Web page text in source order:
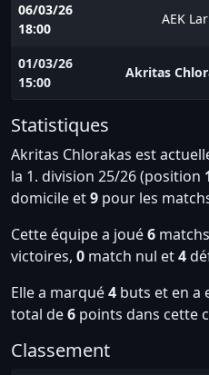
06/03/26
18:00
AEK
01/03/26
15:00
Akritas
Statistiques
Akritas Chlorakas est
la 1. division 25/26 (position
domicile et9 pour les
Cette équipe a joué6
victoires, 0 match nul et4
Elle a marqué4 buts et en a
total de6 points dans cette
Classement